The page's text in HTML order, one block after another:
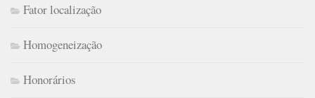
Fator localização
Homogeneização
Honorários